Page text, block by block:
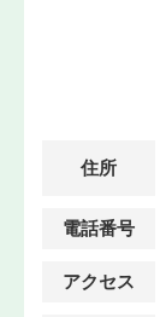
住所
電話番号
アクセス